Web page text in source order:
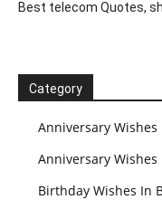
Best telecom Quotes,
Category
Anniversary Wishes
Anniversary
Birthday Wishes In